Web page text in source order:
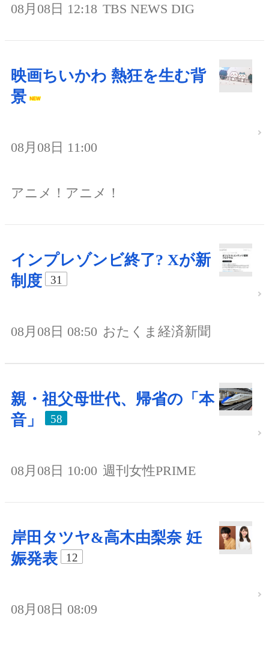
08月08日 12:18 TBS NEWS DIG
映画ちいかわ 熱狂を生む背
景
08月08日 11:00
アニメ！アニメ！
インプレゾンビ終了? Xが新
制度
31
08月08日 08:50 おたくま経済新聞
親・祖父母世代、帰省の「本
音」
58
08月08日 10:00 週刊女性PRIME
岸田タツヤ&高木由梨奈 妊
娠発表
12
08月08日 08:09